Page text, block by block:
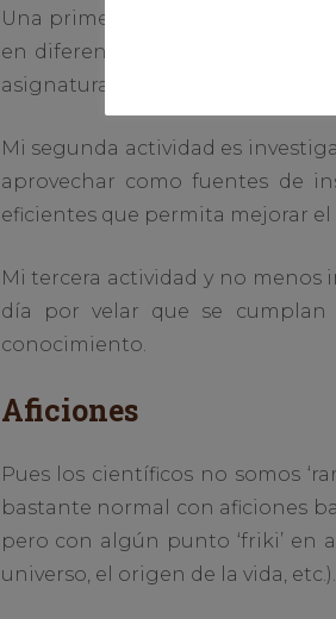
Una primera actividad docente
en diferentes grados en
asignaturas sirven de cimiento
Mi segunda actividad es
aprovechar como fuentes de
eficientes que permita mejorar el
Mi tercera actividad y no
día por velar que se cumplan
conocimiento.
Aficiones
Pues los científicos no somos
bastante normal con aficiones
pero con algún punto ‘friki’ en
universo, el origen de la vida, etc.).